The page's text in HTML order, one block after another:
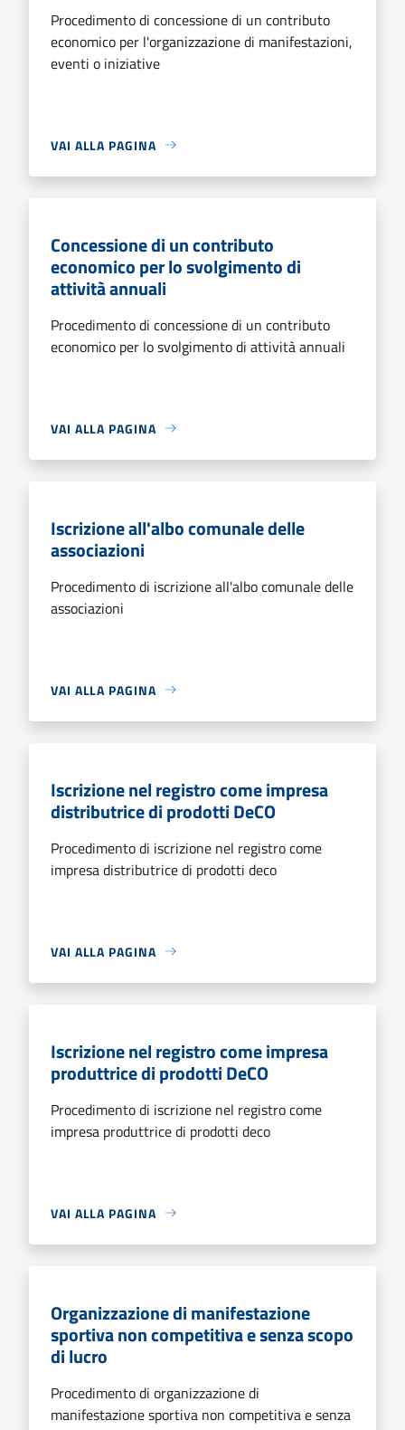
Procedimento di concessione di un contributo
economico per l'organizzazione di manifestazioni,
eventi o iniziative
VAI ALLA PAGINA
Concessione di un contributo
economico per lo svolgimento di
attività annuali
Procedimento di concessione di un contributo
economico per lo svolgimento di attività annuali
VAI ALLA PAGINA
Iscrizione all'albo comunale delle
associazioni
Procedimento di iscrizione all'albo comunale delle
associazioni
VAI ALLA PAGINA
Iscrizione nel registro come impresa
distributrice di prodotti DeCO
Procedimento di iscrizione nel registro come
impresa distributrice di prodotti deco
VAI ALLA PAGINA
Iscrizione nel registro come impresa
produttrice di prodotti DeCO
Procedimento di iscrizione nel registro come
impresa produttrice di prodotti deco
VAI ALLA PAGINA
Organizzazione di manifestazione
sportiva non competitiva e senza scopo
di lucro
Procedimento di organizzazione di
manifestazione sportiva non competitiva e senza